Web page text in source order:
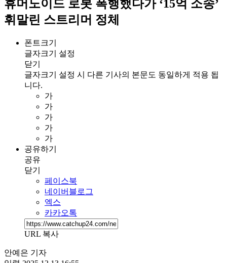
휴머노이드 로봇 폭행했다가 ‘15억 소송’
휘말린 스트리머 정체
폰트크기
글자크기 설정
닫기
글자크기 설정 시 다른 기사의 본문도 동일하게 적용 됩
니다.
가
가
가
가
가
공유하기
공유
닫기
페이스북
네이버블로그
엑스
카카오톡
URL 복사
안예은 기자